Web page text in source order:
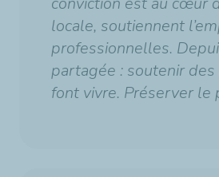
locale, soutiennent
professionnelles.
partagée : soutenir
font vivre. Préserver le